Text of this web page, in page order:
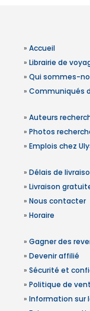
» Accueil
» Librairie de
» Qui sommes-
» Communiqués
» Auteurs
» Photos
» Emplois chez
» Délais de
» Livraison
» Nous contacter
» Horaire
» Gagner des
» Devenir affilié
» Sécurité et
» Politique de
» Information sur